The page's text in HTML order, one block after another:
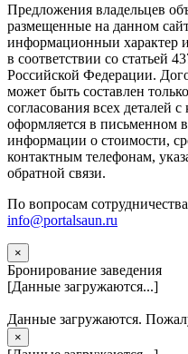
Предложения владельцев
размещенные на данном
информационныи характер
в соответствии со статьей
Российской Федерации.
может быть составлен
согласования всех деталей
оформляется в письменном
информации о стоимости,
контактным телефонам,
обратной связи.
По вопросам
info@portalsaun.ru
×
Бронирование заведения
[Данные загружаются...]
Данные загружаются.
×